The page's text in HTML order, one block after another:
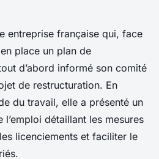
entreprise française qui, face
place un plan de
d’abord informé son comité
de restructuration. En
du travail, elle a présenté un
détaillant les mesures
licenciements et faciliter le